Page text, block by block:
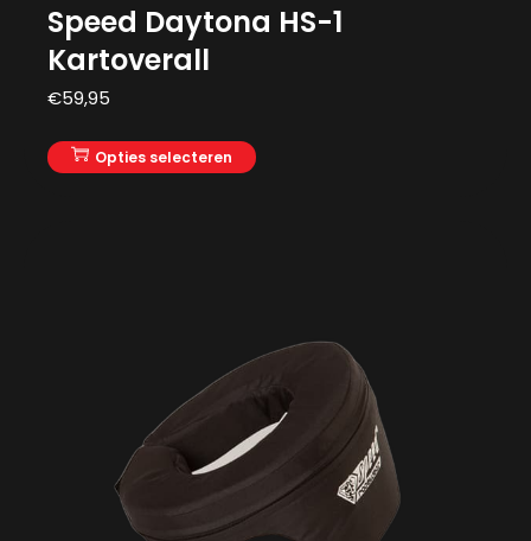
Speed Daytona HS-1
Kartoverall
€59,95
Opties selecteren